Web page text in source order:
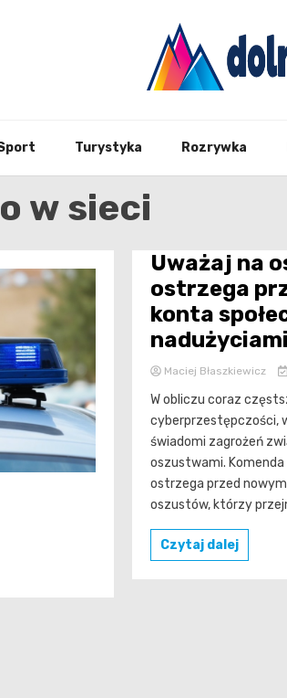
Turystyka Rozrywka
w sieci
Uważaj na
ostrzega
konta
Maciej Błaszkiewicz
W obliczu coraz
cyberprzestępczości,
świadomi zagrożeń
oszustwami.
ostrzega przed
oszustów, którzy
Czytaj dalej